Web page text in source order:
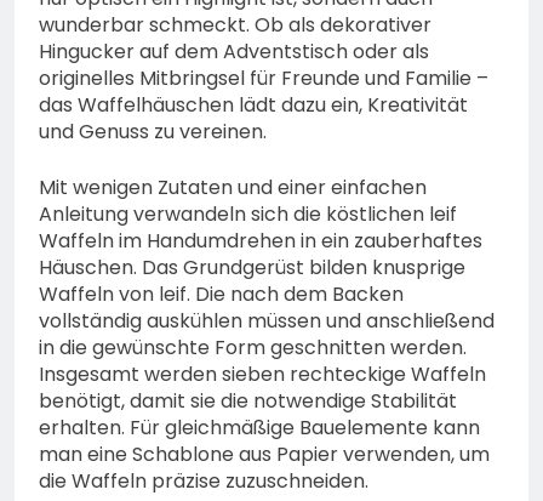
wunderbar schmeckt. Ob als dekorativer
Hingucker auf dem Adventstisch oder als
originelles Mitbringsel für Freunde und Familie –
das Waffelhäuschen lädt dazu ein, Kreativität
und Genuss zu vereinen.
Mit wenigen Zutaten und einer einfachen
Anleitung verwandeln sich die köstlichen leif
Waffeln im Handumdrehen in ein zauberhaftes
Häuschen. Das Grundgerüst bilden knusprige
Waffeln von leif. Die nach dem Backen
vollständig auskühlen müssen und anschließend
in die gewünschte Form geschnitten werden.
Insgesamt werden sieben rechteckige Waffeln
benötigt, damit sie die notwendige Stabilität
erhalten. Für gleichmäßige Bauelemente kann
man eine Schablone aus Papier verwenden, um
die Waffeln präzise zuzuschneiden.